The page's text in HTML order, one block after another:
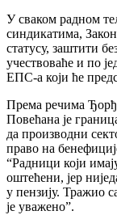
У сваком радном
синдикатима,
статусу, заштити
учествоваће и по
ЕПС-а коjи ће
Према речима
Повећана jе
да производни
право на
“Радници коjи
оштећени, jер
у пензиjу. Тражио
jе уважено”.